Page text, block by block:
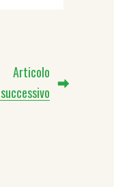
Articolo
successivo